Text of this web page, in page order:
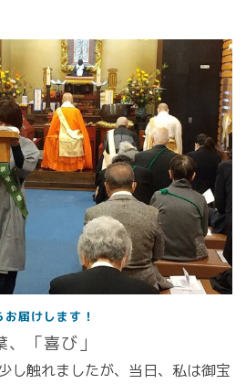
届けします！
「喜び」
し触れましたが、当日、私は御宝